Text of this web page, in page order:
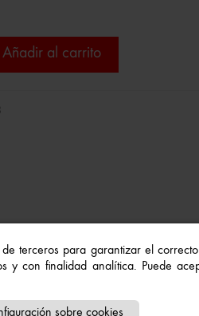
terceros para garantizar el
y con finalidad analítica. Puede
sobre cookies
Añadir al carrito
los días de verano. Su
funcionalidad.
proporcionando una gran